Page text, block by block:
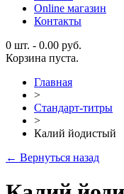
Online магазин
Контакты
0 шт. - 0.00 руб.
Корзина пуста.
Главная
>
Стандарт-титры
>
Калий йодистый
← Вернуться назад